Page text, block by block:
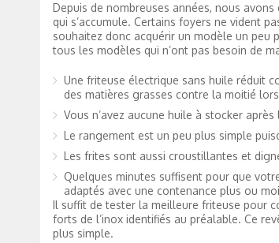
Depuis de nombreuses années, nous
qui s’accumule. Certains foyers ne vident
souhaitez donc acquérir un modèle un peu
tous les modèles qui n’ont pas besoin de
Une friteuse électrique sans huile réduit
des matières grasses contre la moitié
Vous n’avez aucune huile à stocker
Le rangement est un peu plus simple
Les frites sont aussi croustillantes et
Quelques minutes suffisent pour que
adaptés avec une contenance plus ou
Il suffit de tester la meilleure friteuse pour
forts de l’inox identifiés au préalable. Ce
plus simple.